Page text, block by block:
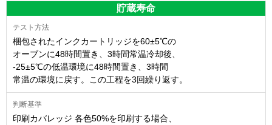
貯蔵寿命
梱包されたインクカートリッジを60±5℃の
オーブンに48時間置き、3時間常温冷却後、
-25±5℃の低温環境に48時間置き、3時間
常温の環境に戻す。この工程を3回繰り返す。
印刷カバレッジ 各色50%を印刷する場合、